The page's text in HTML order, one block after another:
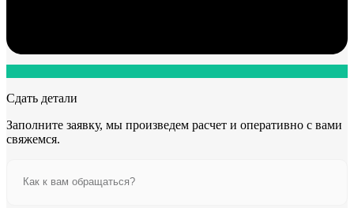
Сдать детали
Заполните заявку, мы произведем расчет и оперативно с вами
свяжемся.